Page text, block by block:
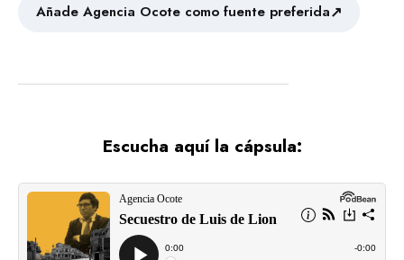
Añade Agencia Ocote como fuente preferida↗
Escucha aquí la cápsula: